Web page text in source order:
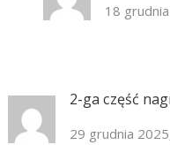
18
2-ga część
29 grudnia